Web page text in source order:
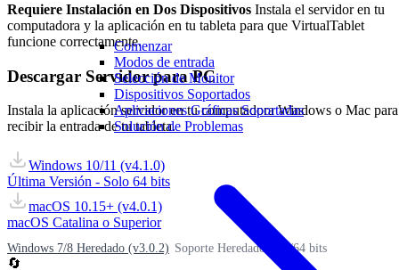
Comenzar
Modos de entrada
Selección de Monitor
Dispositivos Soportados
Aplicaciones Gráficas Soportadas
Solución de Problemas
Requiere Instalación en Dos Dispositivos Instala el servidor en tu
computadora y la aplicación en tu tableta para que VirtualTablet
funcione correctamente.
Descargar Servidor para PC
Instala la aplicación servidor en tu computadora Windows o Mac para
recibir la entrada de tu tableta.
Windows 10/11 (v4.1.0)
Última Versión - Solo 64 bits
macOS 10.15+ (v4.0.1)
macOS Catalina o Superior
Windows 7/8 Heredado (v3.0.2) Soporte Heredado - 32/64 bits
🔄